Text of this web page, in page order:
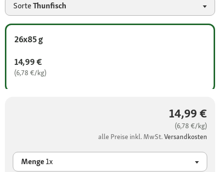
SorteThunfisch
26x85 g
14,99 €
(6,78 €/kg)
14,99 €
(6,78 €/kg)
alle Preise inkl. MwSt.Versandkosten
Menge1x